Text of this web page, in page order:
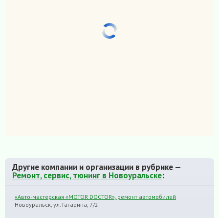
Другие компании и организации в рубрике —
Ремонт, сервис, тюнинг в Новоуральске:
«Авто-мастерская «MOTOR DOCTOR», ремонт автомобилей
Новоуральск, ул. Гагарина, 7/2